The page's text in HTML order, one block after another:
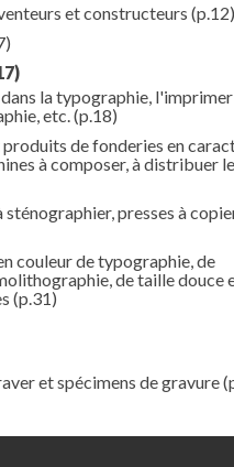
et constructeurs (p.12)
la typographie,
etc. (p.18)
de fonderies en
à composer, à distribuer
sténographier, presses à
couleur de typographie, de
de taille douce
(p.31)
et spécimens de gravure